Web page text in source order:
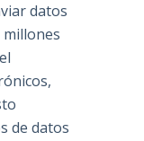
datos
de datos